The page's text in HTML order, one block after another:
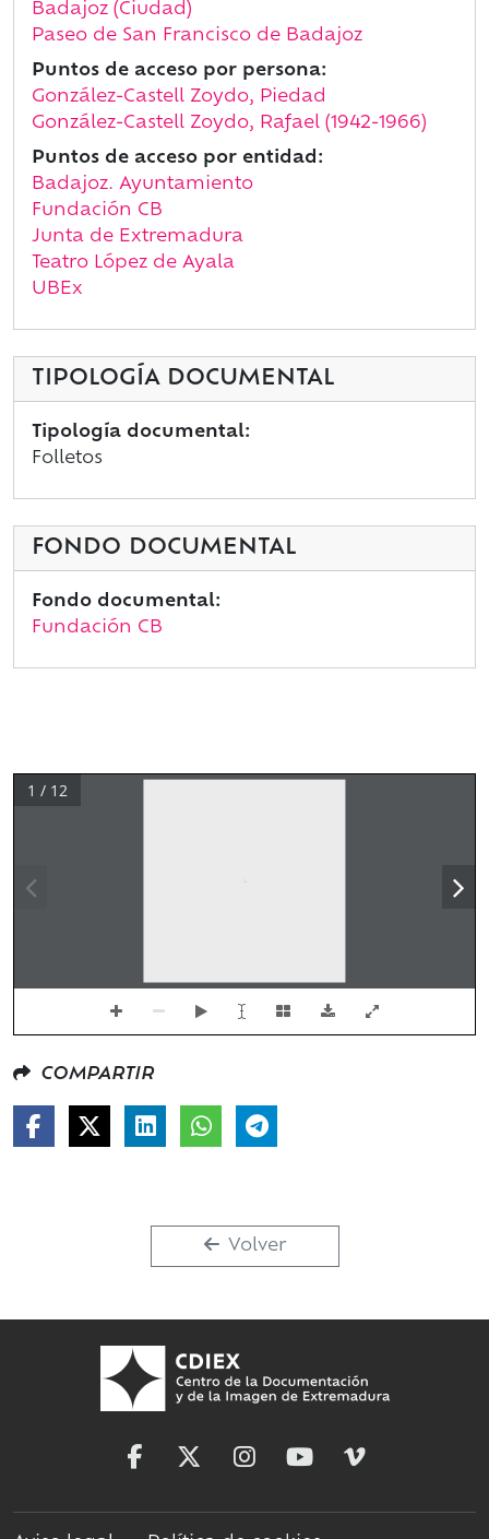
Badajoz (Ciudad)
Paseo de San Francisco de Badajoz
Puntos de acceso por persona:
González-Castell Zoydo, Piedad
González-Castell Zoydo, Rafael (1942-1966)
Puntos de acceso por entidad:
Badajoz. Ayuntamiento
Fundación CB
Junta de Extremadura
Teatro López de Ayala
UBEx
TIPOLOGÍA DOCUMENTAL
Tipología documental:
Folletos
FONDO DOCUMENTAL
Fondo documental:
Fundación CB
1 / 12
COMPARTIR
Volver